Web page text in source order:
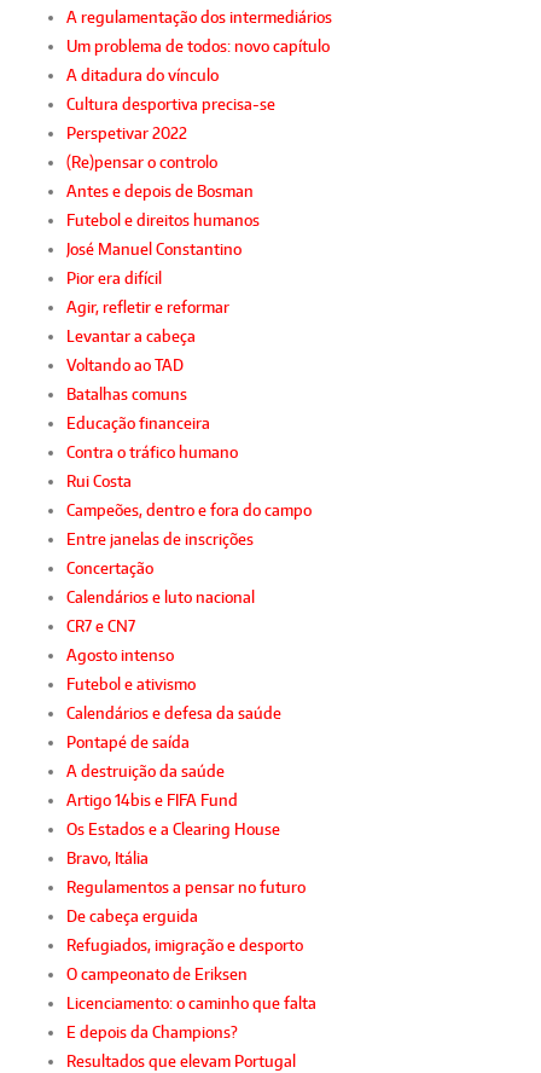
A regulamentação dos intermediários
Um problema de todos: novo capítulo
A ditadura do vínculo
Cultura desportiva precisa-se
Perspetivar 2022
(Re)pensar o controlo
Antes e depois de Bosman
Futebol e direitos humanos
José Manuel Constantino
Pior era difícil
Agir, refletir e reformar
Levantar a cabeça
Voltando ao TAD
Batalhas comuns
Educação financeira
Contra o tráfico humano
Rui Costa
Campeões, dentro e fora do campo
Entre janelas de inscrições
Concertação
Calendários e luto nacional
CR7 e CN7
Agosto intenso
Futebol e ativismo
Calendários e defesa da saúde
Pontapé de saída
A destruição da saúde
Artigo 14bis e FIFA Fund
Os Estados e a Clearing House
Bravo, Itália
Regulamentos a pensar no futuro
De cabeça erguida
Refugiados, imigração e desporto
O campeonato de Eriksen
Licenciamento: o caminho que falta
E depois da Champions?
Resultados que elevam Portugal